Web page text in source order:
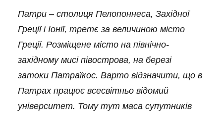
Патри – столиця Пелопоннеса, Західної
Греціїі Іонії, третє за величиною місто
Греції. Розміщене місто на північно-
західному мисі півострова, на березі
затоки Патраїкос. Варто відзначити, що в
Патрах працює всесвітньо відомий
університет. Тому тут маса супутників